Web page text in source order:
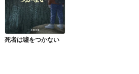
死者は噓をつかない